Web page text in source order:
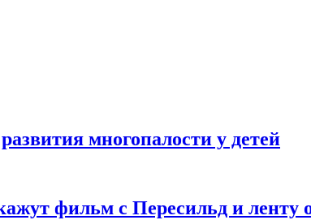
многопалости у детей
фильм с Пересильд и ленту